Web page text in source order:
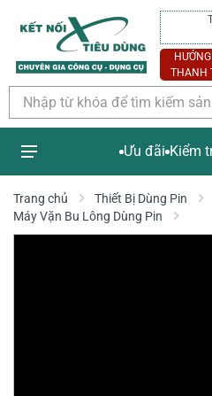
THANH
Ưu đãi Kiểm
Trang chủ
Thiết Bị Dùng Pin
Máy Vặn Bu Lông Dùng Pin